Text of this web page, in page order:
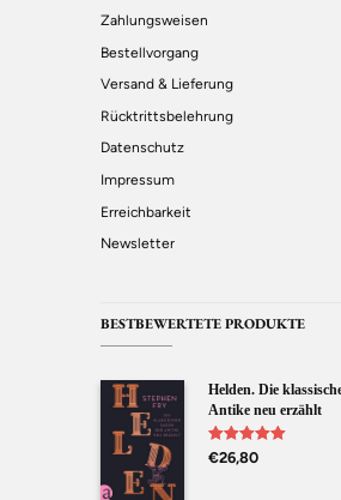
Zahlungsweisen
Bestellvorgang
Versand & Lieferung
Rücktrittsbelehrung
Datenschutz
Impressum
Erreichbarkeit
Newsletter
BESTBEWERTETE PRODUKTE
Helden. Die
Antike neu erzählt
Bewertet mit
5.00 von 5
€26,80